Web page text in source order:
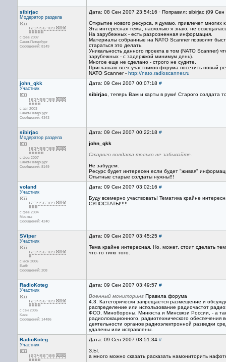
sibirjac
Модератор раздела
с фев 2007
Санкт-Петербург
Сообщений: 8149
Дата: 08 Сен 2007 23:54:16 · Поправил: sibirjac (09
Открытие нового ресурса, я думаю, привлечет многих
Эта интересная тема, насколько я знаю, не
На зарубежных - есть разрозненная информация.
Материалы собранные на NATO Scanner позволят
стараться это делать.
Уникальность данного проекта в том (NATO Scanner)
зарубежных - с задержкой минимум день).
Многое еще не сделано - строго не судите.
Приглашаю всех участников форума посетить новый
NATO Scanner - http://nato.radioscanner.ru
john_qkk
Участник
с авг 2003
Санкт-Петербург
Сообщений: 4343
Дата: 09 Сен 2007 00:07:18 #
sibirjac , теперь Вам и карты в руки! Старого
sibirjac
Модератор раздела
с фев 2007
Санкт-Петербург
Сообщений: 8149
Дата: 09 Сен 2007 00:22:18 #
john_qkk
Старого солдата только не забывайте.
Не забудем.
Ресурс будет интересен если будет "живая"
Опытные старые солдаты нужны!!!
voland
Участник
с фев 2004
Москва
Сообщений: 4240
Дата: 09 Сен 2007 03:02:16 #
Буду всемерно участвовать! Тематика крайне
СУПОСТАТЫ!!!!!
SViper
Участник
с июн 2006
Earth
Сообщений: 208
Дата: 09 Сен 2007 03:45:25 #
Тема крайне интересная. Но, может, стоит сделать
что-то типо того.
RadioKoteg
Участник
с сен 2006
Киев
Сообщений: 14486
Дата: 09 Сен 2007 03:49:57 #
Военный мониторинг Правила форума
4.3. Категорически запрещается размещение и
распределение или использование радиочастот
ФСО, Минобороны, Минюста и Минсвязи России, - а
радиолокационного, радиотехнического
деятельности органов радиоэлектронной разведки
удалены или исправлены.
RadioKoteg
Участник
Дата: 09 Сен 2007 03:51:34 #
З.Ы.
а много можно сказать расказать намониторить